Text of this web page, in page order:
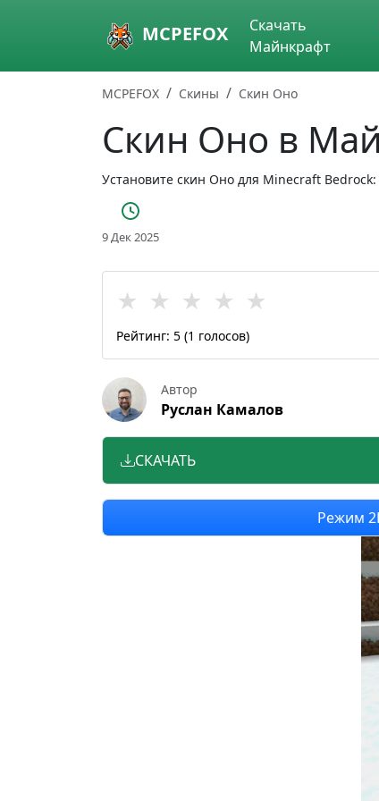
Skip to main content MCPEFOX
Скачать
Майнкрафт
MCPEFOX Скины Скин Оно
Скин Оно в
Установите скин Оно для Minecraft
9 Дек 2025
★ ★ ★ ★ ★
Рейтинг: 5 (1 голосов)
Автор
Руслан Камалов
СКАЧАТЬ
Режим